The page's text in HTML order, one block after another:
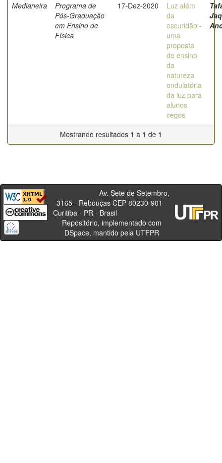
Medianeira
Programa de
Pós-Graduação
em Ensino de
Física
17-Dez-2020
Luz além
da
escuridão -
uma
proposta
de ensino
da
natureza
ondulatória
da luz para
alunos
cegos
Mostrando resultados 1 a 1 de 1
Av. Sete de Setembro,
3165 - Rebouças CEP 80230-901 -
Curitiba - PR - Brasil
Repositório, implementado com
DSpace, mantido pela UTFPR